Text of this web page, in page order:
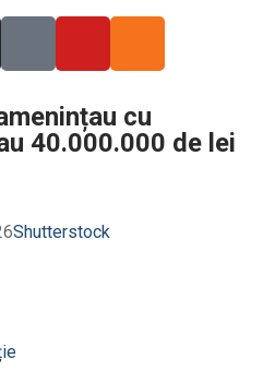
cu
40.000.000 de lei
Shutterstock